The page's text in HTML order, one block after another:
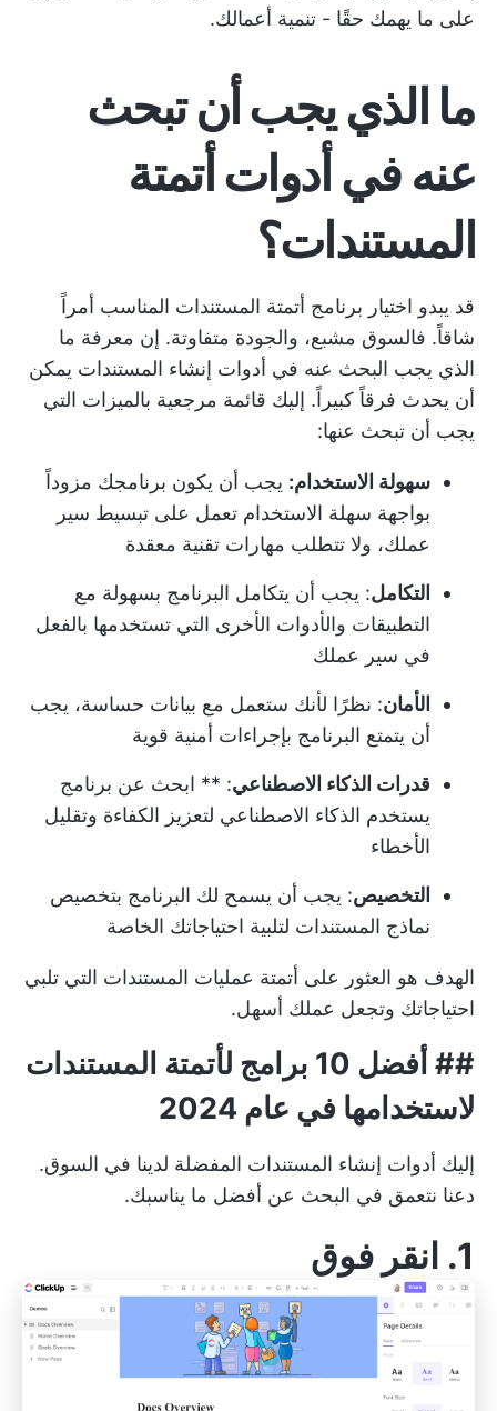
على ما يهمك حقًا - تنمية أعمالك.
ما الذي يجب أن تبحث
عنه في أدوات أتمتة
المستندات؟
قد يبدو اختيار برنامج أتمتة المستندات المناسب أمراً
شاقاً. فالسوق مشبع، والجودة متفاوتة. إن معرفة ما
الذي يجب البحث عنه في أدوات إنشاء المستندات يمكن
أن يحدث فرقاً كبيراً. إليك قائمة مرجعية بالميزات التي
يجب أن تبحث عنها:
سهولة الاستخدام: يجب أن يكون برنامجك مزوداً
بواجهة سهلة الاستخدام تعمل على تبسيط سير
عملك، ولا تتطلب مهارات تقنية معقدة
التكامل: يجب أن يتكامل البرنامج بسهولة مع
التطبيقات والأدوات الأخرى التي تستخدمها بالفعل
في سير عملك
الأمان: نظرًا لأنك ستعمل مع بيانات حساسة، يجب
أن يتمتع البرنامج بإجراءات أمنية قوية
قدرات الذكاء الاصطناعي: ** ابحث عن برنامج
يستخدم الذكاء الاصطناعي لتعزيز الكفاءة وتقليل
الأخطاء
التخصيص: يجب أن يسمح لك البرنامج بتخصيص
نماذج المستندات لتلبية احتياجاتك الخاصة
الهدف هو العثور على أتمتة عمليات المستندات التي تلبي
احتياجاتك وتجعل عملك أسهل.
## أفضل 10 برامج لأتمتة المستندات
لاستخدامها في عام 2024
إليك أدوات إنشاء المستندات المفضلة لدينا في السوق.
دعنا نتعمق في البحث عن أفضل ما يناسبك.
1. انقر فوق